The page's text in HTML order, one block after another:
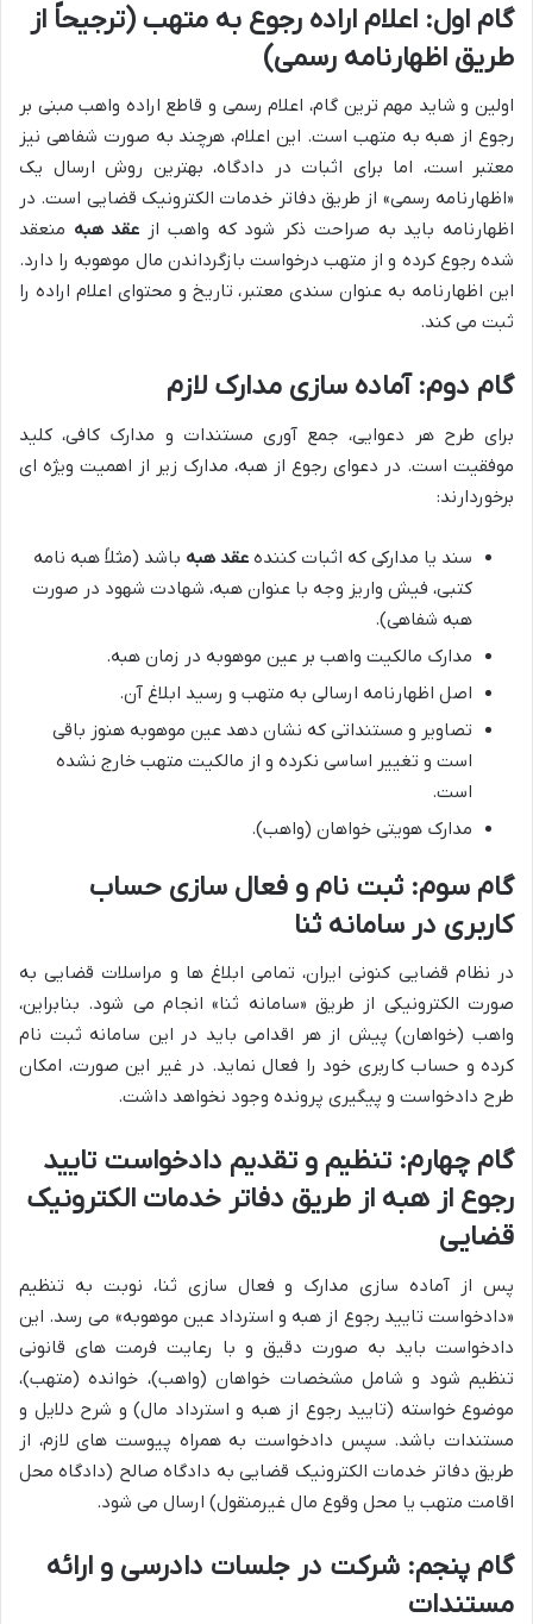
گام اول: اعلام اراده رجوع به متهب (ترجیحاً از
طریق اظهارنامه رسمی)
اولین و شاید مهم ترین گام، اعلام رسمی و قاطع اراده واهب مبنی بر
رجوع از هبه به متهب است. این اعلام، هرچند به صورت شفاهی نیز
معتبر است، اما برای اثبات در دادگاه، بهترین روش ارسال یک
«اظهارنامه رسمی» از طریق دفاتر خدمات الکترونیک قضایی است. در
اظهارنامه باید به صراحت ذکر شود که واهب از عقد هبه منعقد
شده رجوع کرده و از متهب درخواست بازگرداندن مال موهوبه را دارد.
این اظهارنامه به عنوان سندی معتبر، تاریخ و محتوای اعلام اراده را
ثبت می کند.
گام دوم: آماده سازی مدارک لازم
برای طرح هر دعوایی، جمع آوری مستندات و مدارک کافی، کلید
موفقیت است. در دعوای رجوع از هبه، مدارک زیر از اهمیت ویژه ای
برخوردارند:
سند یا مدارکی که اثبات کننده عقد هبه باشد (مثلاً هبه نامه
کتبی، فیش واریز وجه با عنوان هبه، شهادت شهود در صورت
هبه شفاهی).
مدارک مالکیت واهب بر عین موهوبه در زمان هبه.
اصل اظهارنامه ارسالی به متهب و رسید ابلاغ آن.
تصاویر و مستنداتی که نشان دهد عین موهوبه هنوز باقی
است و تغییر اساسی نکرده و از مالکیت متهب خارج نشده
است.
مدارک هویتی خواهان (واهب).
گام سوم: ثبت نام و فعال سازی حساب
کاربری در سامانه ثنا
در نظام قضایی کنونی ایران، تمامی ابلاغ ها و مراسلات قضایی به
صورت الکترونیکی از طریق «سامانه ثنا» انجام می شود. بنابراین،
واهب (خواهان) پیش از هر اقدامی باید در این سامانه ثبت نام
کرده و حساب کاربری خود را فعال نماید. در غیر این صورت، امکان
طرح دادخواست و پیگیری پرونده وجود نخواهد داشت.
گام چهارم: تنظیم و تقدیم دادخواست تایید
رجوع از هبه از طریق دفاتر خدمات الکترونیک
قضایی
پس از آماده سازی مدارک و فعال سازی ثنا، نوبت به تنظیم
«دادخواست تایید رجوع از هبه و استرداد عین موهوبه» می رسد. این
دادخواست باید به صورت دقیق و با رعایت فرمت های قانونی
تنظیم شود و شامل مشخصات خواهان (واهب)، خوانده (متهب)،
موضوع خواسته (تایید رجوع از هبه و استرداد مال) و شرح دلایل و
مستندات باشد. سپس دادخواست به همراه پیوست های لازم، از
طریق دفاتر خدمات الکترونیک قضایی به دادگاه صالح (دادگاه محل
اقامت متهب یا محل وقوع مال غیرمنقول) ارسال می شود.
گام پنجم: شرکت در جلسات دادرسی و ارائه
مستندات